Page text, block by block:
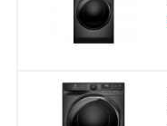
Công nghệ làm lạnh